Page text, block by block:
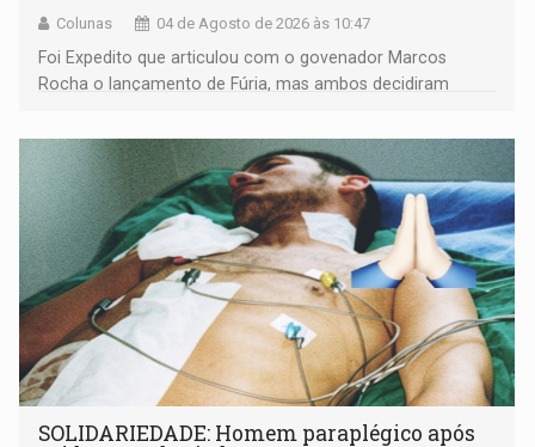
Colunas 04 de Agosto de 2026 às 10:47
Foi Expedito que articulou com o govenador Marcos
Rocha o lançamento de Fúria, mas ambos decidiram
malévola
SOLIDARIEDADE: Homem paraplégico após